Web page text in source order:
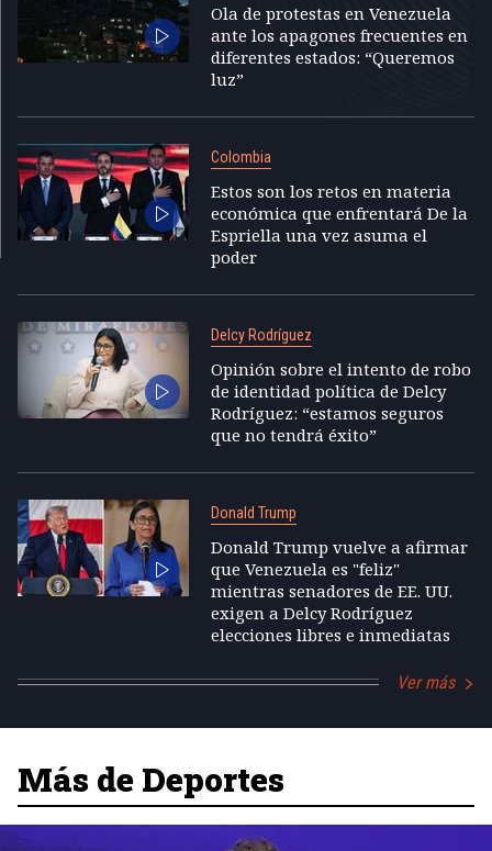
Ola de protestas en Venezuela
ante los apagones frecuentes en
diferentes estados: “Queremos
luz”
Colombia
Estos son los retos en materia
económica que enfrentará De la
Espriella una vez asuma el
poder
Delcy Rodríguez
Opinión sobre el intento de robo
de identidad política de Delcy
Rodríguez: “estamos seguros
que no tendrá éxito”
Donald Trump
Donald Trump vuelve a afirmar
que Venezuela es "feliz"
mientras senadores de EE. UU.
exigen a Delcy Rodríguez
elecciones libres e inmediatas
Ver más
Más de Deportes